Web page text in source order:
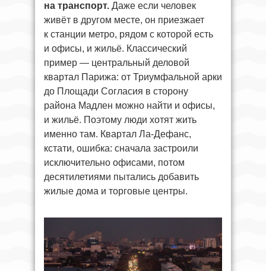
на транспорт. Даже если человек
живёт в другом месте, он приезжает
к станции метро, рядом с которой есть
и офисы, и жильё. Классический
пример — центральный деловой
квартал Парижа: от Триумфальной арки
до Площади Согласия в сторону
района Мадлен можно найти и офисы,
и жильё. Поэтому люди хотят жить
именно там. Квартал Ла-Дефанс,
кстати, ошибка: сначала застроили
исключительно офисами, потом
десятилетиями пытались добавить
жилые дома и торговые центры.